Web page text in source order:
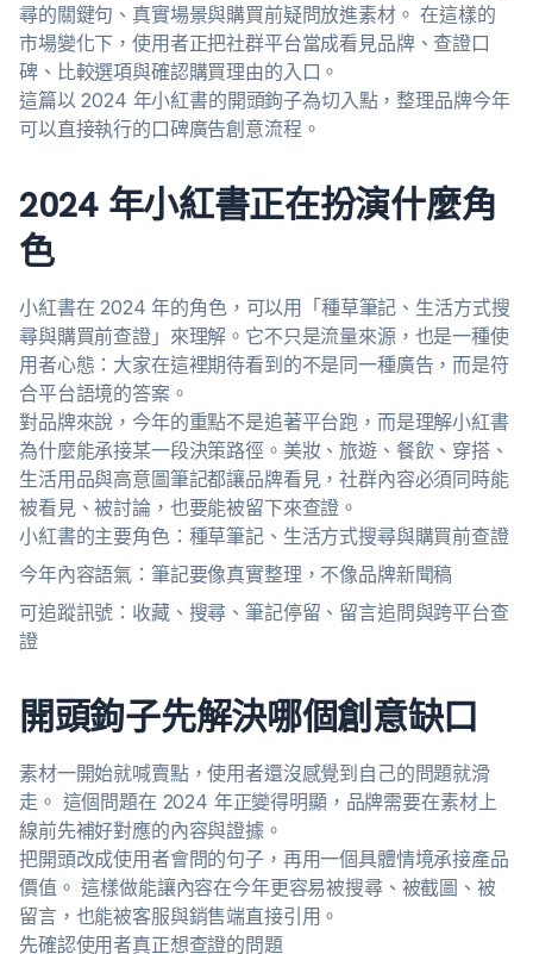
尋的關鍵句、真實場景與購買前疑問放進素材。 在這樣的
市場變化下，使用者正把社群平台當成看見品牌、查證口
碑、比較選項與確認購買理由的入口。
這篇以 2024 年小紅書的開頭鉤子為切入點，整理品牌今年
可以直接執行的口碑廣告創意流程。
2024 年小紅書正在扮演什麼角
色
小紅書在 2024 年的角色，可以用「種草筆記、生活方式搜
尋與購買前查證」來理解。它不只是流量來源，也是一種使
用者心態：大家在這裡期待看到的不是同一種廣告，而是符
合平台語境的答案。
對品牌來說，今年的重點不是追著平台跑，而是理解小紅書
為什麼能承接某一段決策路徑。美妝、旅遊、餐飲、穿搭、
生活用品與高意圖筆記都讓品牌看見，社群內容必須同時能
被看見、被討論，也要能被留下來查證。
小紅書的主要角色：種草筆記、生活方式搜尋與購買前查證
今年內容語氣：筆記要像真實整理，不像品牌新聞稿
可追蹤訊號：收藏、搜尋、筆記停留、留言追問與跨平台查
證
開頭鉤子先解決哪個創意缺口
素材一開始就喊賣點，使用者還沒感覺到自己的問題就滑
走。 這個問題在 2024 年正變得明顯，品牌需要在素材上
線前先補好對應的內容與證據。
把開頭改成使用者會問的句子，再用一個具體情境承接產品
價值。 這樣做能讓內容在今年更容易被搜尋、被截圖、被
留言，也能被客服與銷售端直接引用。
先確認使用者真正想查證的問題